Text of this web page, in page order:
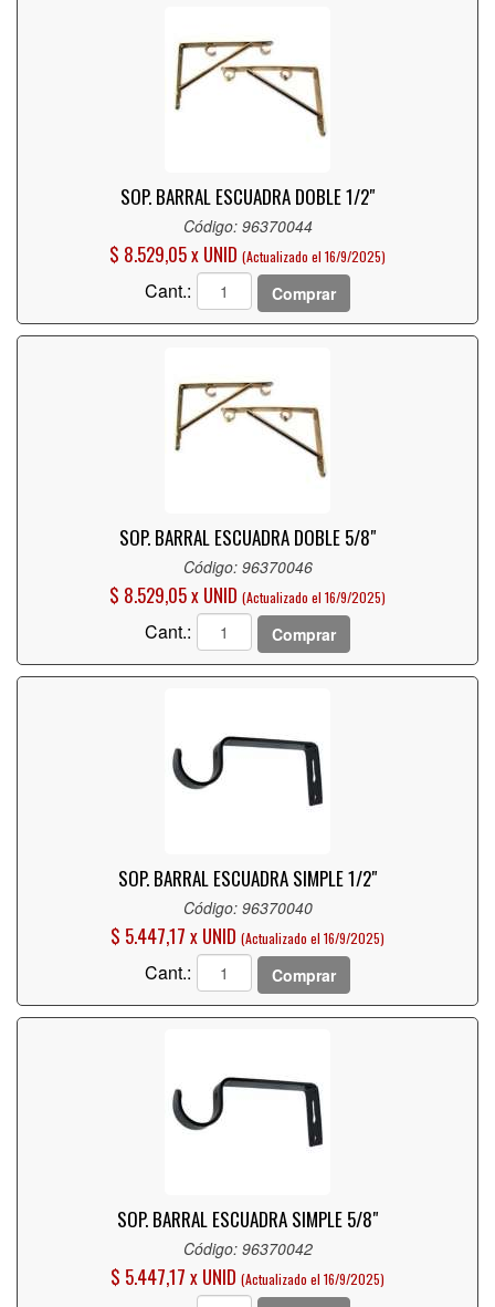
SOP. BARRAL ESCUADRA DOBLE 1/2"
Código: 96370044
$ 8.529,05 x UNID (Actualizado el 16/9/2025)
Cant.: Comprar
SOP. BARRAL ESCUADRA DOBLE 5/8"
Código: 96370046
$ 8.529,05 x UNID (Actualizado el 16/9/2025)
Cant.: Comprar
SOP. BARRAL ESCUADRA SIMPLE 1/2"
Código: 96370040
$ 5.447,17 x UNID (Actualizado el 16/9/2025)
Cant.: Comprar
SOP. BARRAL ESCUADRA SIMPLE 5/8"
Código: 96370042
$ 5.447,17 x UNID (Actualizado el 16/9/2025)